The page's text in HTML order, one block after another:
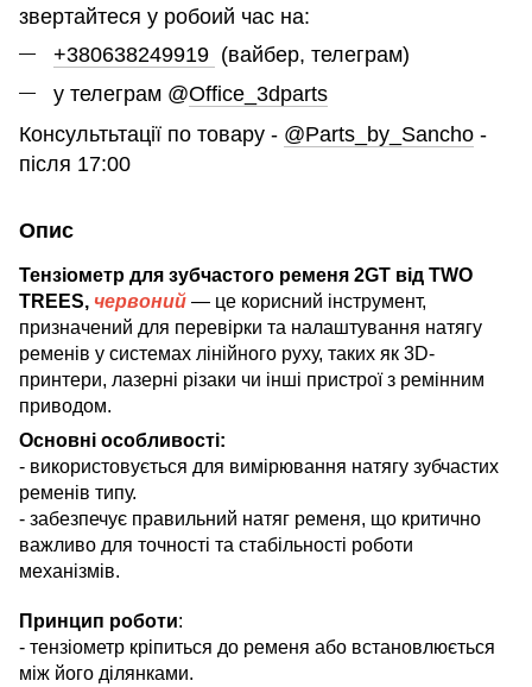
звертайтеся у робоий час на:
+380638249919 (вайбер, телеграм)
у телеграм @Office_3dparts
Консультьтації по товару - @Parts_by_Sancho -
після 17:00
Опис
Тензіометр для зубчастого ременя 2GT від TWO
TREES, червоний — це корисний інструмент,
призначений для перевірки та налаштування натягу
ременів у системах лінійного руху, таких як 3D-
принтери, лазерні різаки чи інші пристрої з ремінним
приводом.
Основні особливості:
- використовується для вимірювання натягу зубчастих
ременів типу.
- забезпечує правильний натяг ременя, що критично
важливо для точності та стабільності роботи
механізмів.
Принцип роботи:
- тензіометр кріпиться до ременя або встановлюється
між його ділянками.